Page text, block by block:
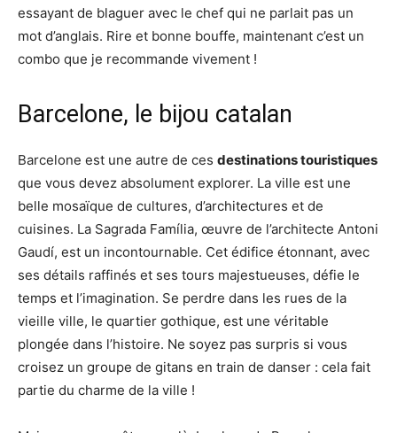
essayant de blaguer avec le chef qui ne parlait pas un
mot d’anglais. Rire et bonne bouffe, maintenant c’est un
combo que je recommande vivement !
Barcelone, le bijou catalan
Barcelone est une autre de ces destinations touristiques
que vous devez absolument explorer. La ville est une
belle mosaïque de cultures, d’architectures et de
cuisines. La Sagrada Família, œuvre de l’architecte Antoni
Gaudí, est un incontournable. Cet édifice étonnant, avec
ses détails raffinés et ses tours majestueuses, défie le
temps et l’imagination. Se perdre dans les rues de la
vieille ville, le quartier gothique, est une véritable
plongée dans l’histoire. Ne soyez pas surpris si vous
croisez un groupe de gitans en train de danser : cela fait
partie du charme de la ville !